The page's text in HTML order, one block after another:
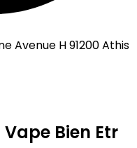
Avenue H 91200 Athis
Bien Etr